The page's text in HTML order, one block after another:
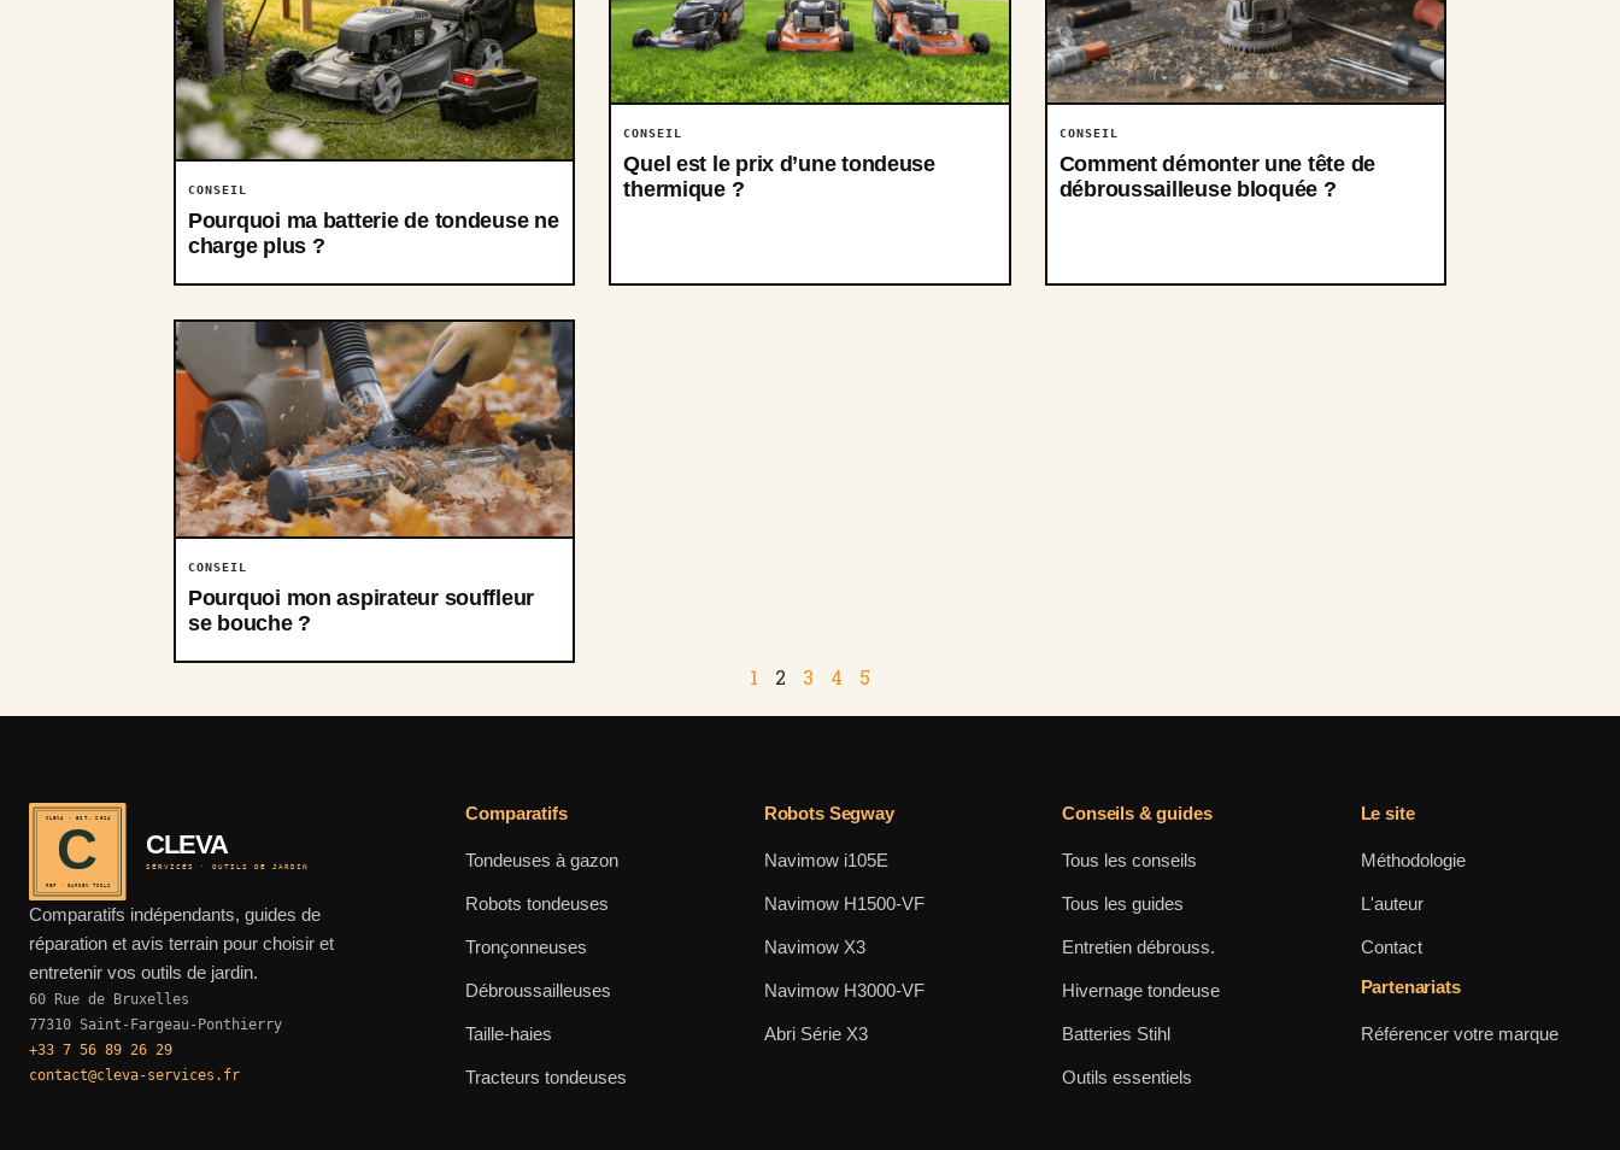
CONSEIL
Pourquoi ma batterie de tondeuse ne
charge plus ?
CONSEIL
Quel est le prix d’une tondeuse
thermique ?
CONSEIL
Comment démonter une tête de
débroussailleuse bloquée ?
CONSEIL
Pourquoi mon aspirateur souffleur
se bouche ?
1 2 3 4 5
C
CLEVA · EST. 2024
REF · GARDEN TOOLS
CLEVA
SERVICES · OUTILS DE JARDIN
Comparatifs indépendants, guides de
réparation et avis terrain pour choisir et
entretenir vos outils de jardin.
60 Rue de Bruxelles
77310 Saint-Fargeau-Ponthierry
+33 7 56 89 26 29
contact@cleva-services.fr
Comparatifs
Tondeuses à gazon
Robots tondeuses
Tronçonneuses
Débroussailleuses
Taille-haies
Tracteurs tondeuses
Robots Segway
Navimow i105E
Navimow H1500-VF
Navimow X3
Navimow H3000-VF
Abri Série X3
Conseils & guides
Tous les conseils
Tous les guides
Entretien débrouss.
Hivernage tondeuse
Batteries Stihl
Outils essentiels
Le site
Méthodologie
L'auteur
Contact
Partenariats
Référencer votre marque